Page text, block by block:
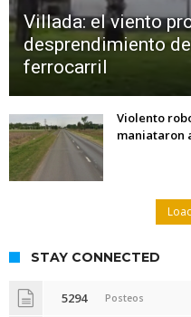
Villada: el viento
desprendimiento
ferrocarril
Violento
maniataron
STAY CONNECTED
5294 Posteos